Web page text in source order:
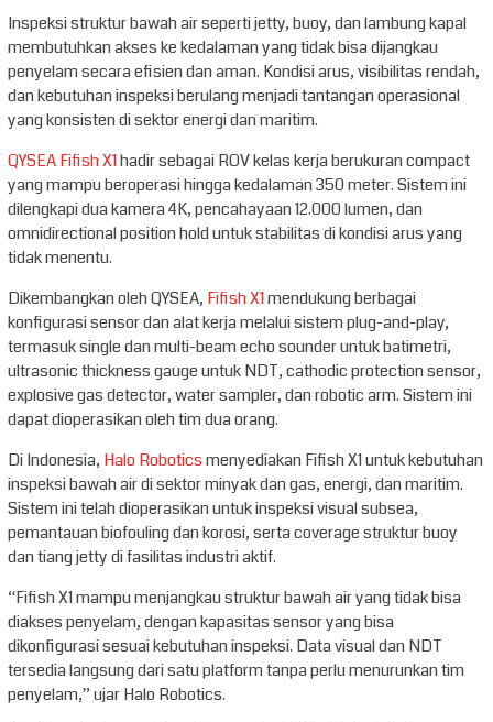
Inspeksi struktur bawah air seperti jetty, buoy, dan lambung kapal
membutuhkan akses ke kedalaman yang tidak bisa dijangkau
penyelam secara efisien dan aman. Kondisi arus, visibilitas rendah,
dan kebutuhan inspeksi berulang menjadi tantangan operasional
yang konsisten di sektor energi dan maritim.
QYSEA Fifish X1hadir sebagai ROV kelas kerja berukuran compact
yang mampu beroperasi hingga kedalaman 350 meter. Sistem ini
dilengkapi dua kamera 4K, pencahayaan 12.000 lumen, dan
omnidirectional position hold untuk stabilitas di kondisi arus yang
tidak menentu.
Dikembangkan oleh QYSEA, Fifish X1mendukung berbagai
konfigurasi sensor dan alat kerja melalui sistem plug-and-play,
termasuk single dan multi-beam echo sounder untuk batimetri,
ultrasonic thickness gauge untuk NDT, cathodic protection sensor,
explosive gas detector, water sampler, dan robotic arm. Sistem ini
dapat dioperasikan oleh tim dua orang.
Di Indonesia, Halo Roboticsmenyediakan Fifish X1 untuk kebutuhan
inspeksi bawah air di sektor minyak dan gas, energi, dan maritim.
Sistem ini telah dioperasikan untuk inspeksi visual subsea,
pemantauan biofouling dan korosi, serta coverage struktur buoy
dan tiang jetty di fasilitas industri aktif.
“Fifish X1 mampu menjangkau struktur bawah air yang tidak bisa
diakses penyelam, dengan kapasitas sensor yang bisa
dikonfigurasi sesuai kebutuhan inspeksi. Data visual dan NDT
tersedia langsung dari satu platform tanpa perlu menurunkan tim
penyelam,” ujar Halo Robotics.